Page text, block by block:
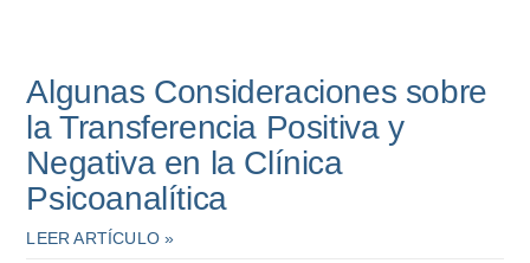
Algunas Consideraciones sobre
la Transferencia Positiva y
Negativa en la Clínica
Psicoanalítica
LEER ARTÍCULO »